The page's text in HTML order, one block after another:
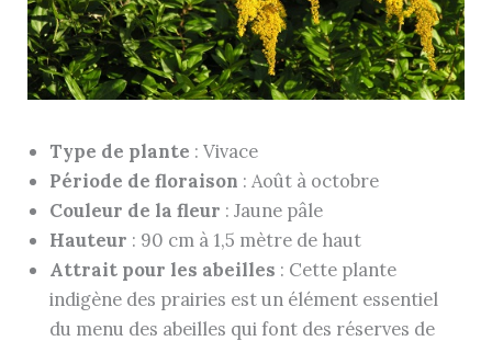
Type de plante : Vivace
Période de floraison : Août à octobre
Couleur de la fleur : Jaune pâle
Hauteur : 90 cm à 1,5 mètre de haut
Attrait pour les abeilles : Cette plante
indigène des prairies est un élément essentiel
du menu des abeilles qui font des réserves de